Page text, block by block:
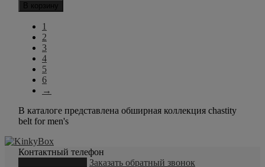
В корзину
1
2
3
4
5
6
→
В каталоге представлена обширная коллекция chastity
belt for men's
Контактный телефон
Заказать обратный звонок